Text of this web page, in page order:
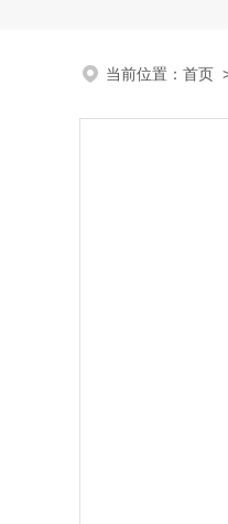
当前位置： 首页